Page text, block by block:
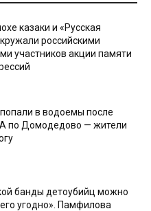
казаки и «Русская
российскими
участников акции памяти
в водоемы после
по Домодедово — жители
банды детоубийц можно
угодно». Памфилова